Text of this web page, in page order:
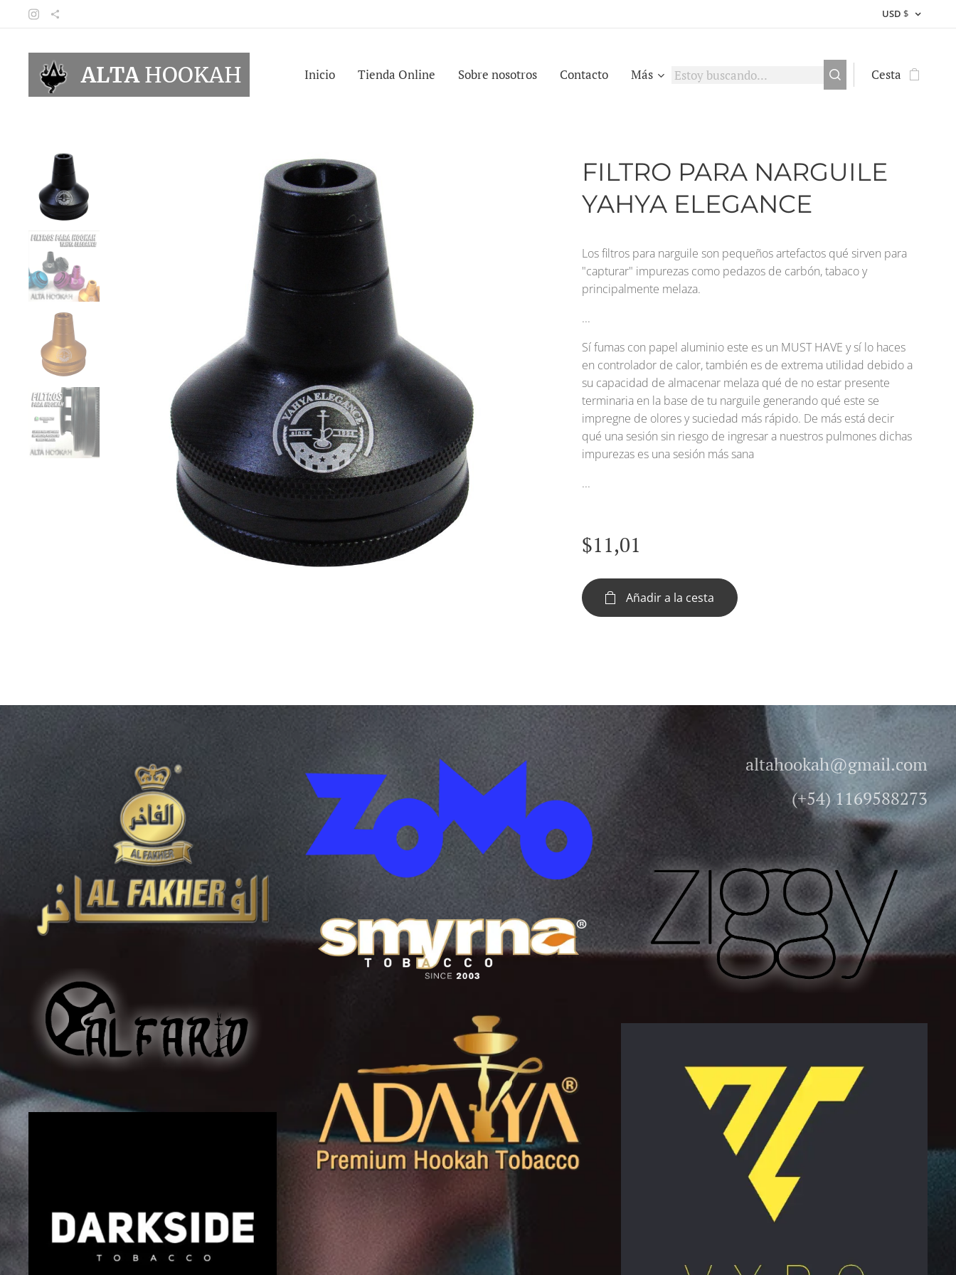
USD $
ALTAHOOKAH Inicio Tienda Online Sobre nosotros Contacto Más Cesta
FILTRO PARA NARGUILE
YAHYA ELEGANCE
Los filtros para narguile son pequeños artefactos qué sirven para
"capturar" impurezas como pedazos de carbón, tabaco y
principalmente melaza.
...
Sí fumas con papel aluminio este es un MUST HAVE y sí lo haces
en controlador de calor, también es de extrema utilidad debido a
su capacidad de almacenar melaza qué de no estar presente
terminaria en la base de tu narguile generando qué este se
impregne de olores y suciedad más rápido. De más está decir
qué una sesión sin riesgo de ingresar a nuestros pulmones dichas
impurezas es una sesión más sana
...
$11,01
Añadir a la cesta
altahookah@gmail.com
(+54) 1169588273